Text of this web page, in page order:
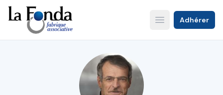
Aller
au
contenu
principal
Open main menu
Adhérer